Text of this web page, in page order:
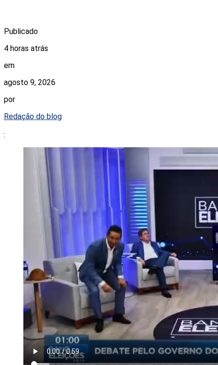
Publicado
4 horas atrás
em
agosto 9, 2026
por
Redação do blog
: